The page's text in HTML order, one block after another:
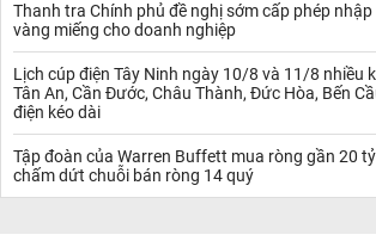
Thanh tra Chính phủ đề nghị sớm cấp phép
vàng miếng cho doanh nghiệp
Lịch cúp điện Tây Ninh ngày 10/8 và 11/8 nhiều
Tân An, Cần Đước, Châu Thành, Đức Hòa, Bến
điện kéo dài
Tập đoàn của Warren Buffett mua ròng gần 20 tỷ
chấm dứt chuỗi bán ròng 14 quý